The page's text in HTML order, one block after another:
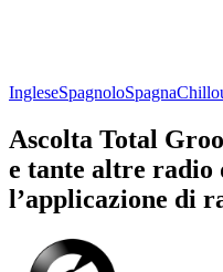
IngleseSpagnoloSpagna
Ascolta Total
e tante altre radio
l’applicazione di